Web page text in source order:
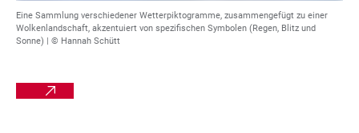
Eine Sammlung verschiedener Wetterpiktogramme, zusammengefügt zu einer
Wolkenlandschaft, akzentuiert von spezifischen Symbolen (Regen, Blitz und
Sonne) | © Hannah Schütt